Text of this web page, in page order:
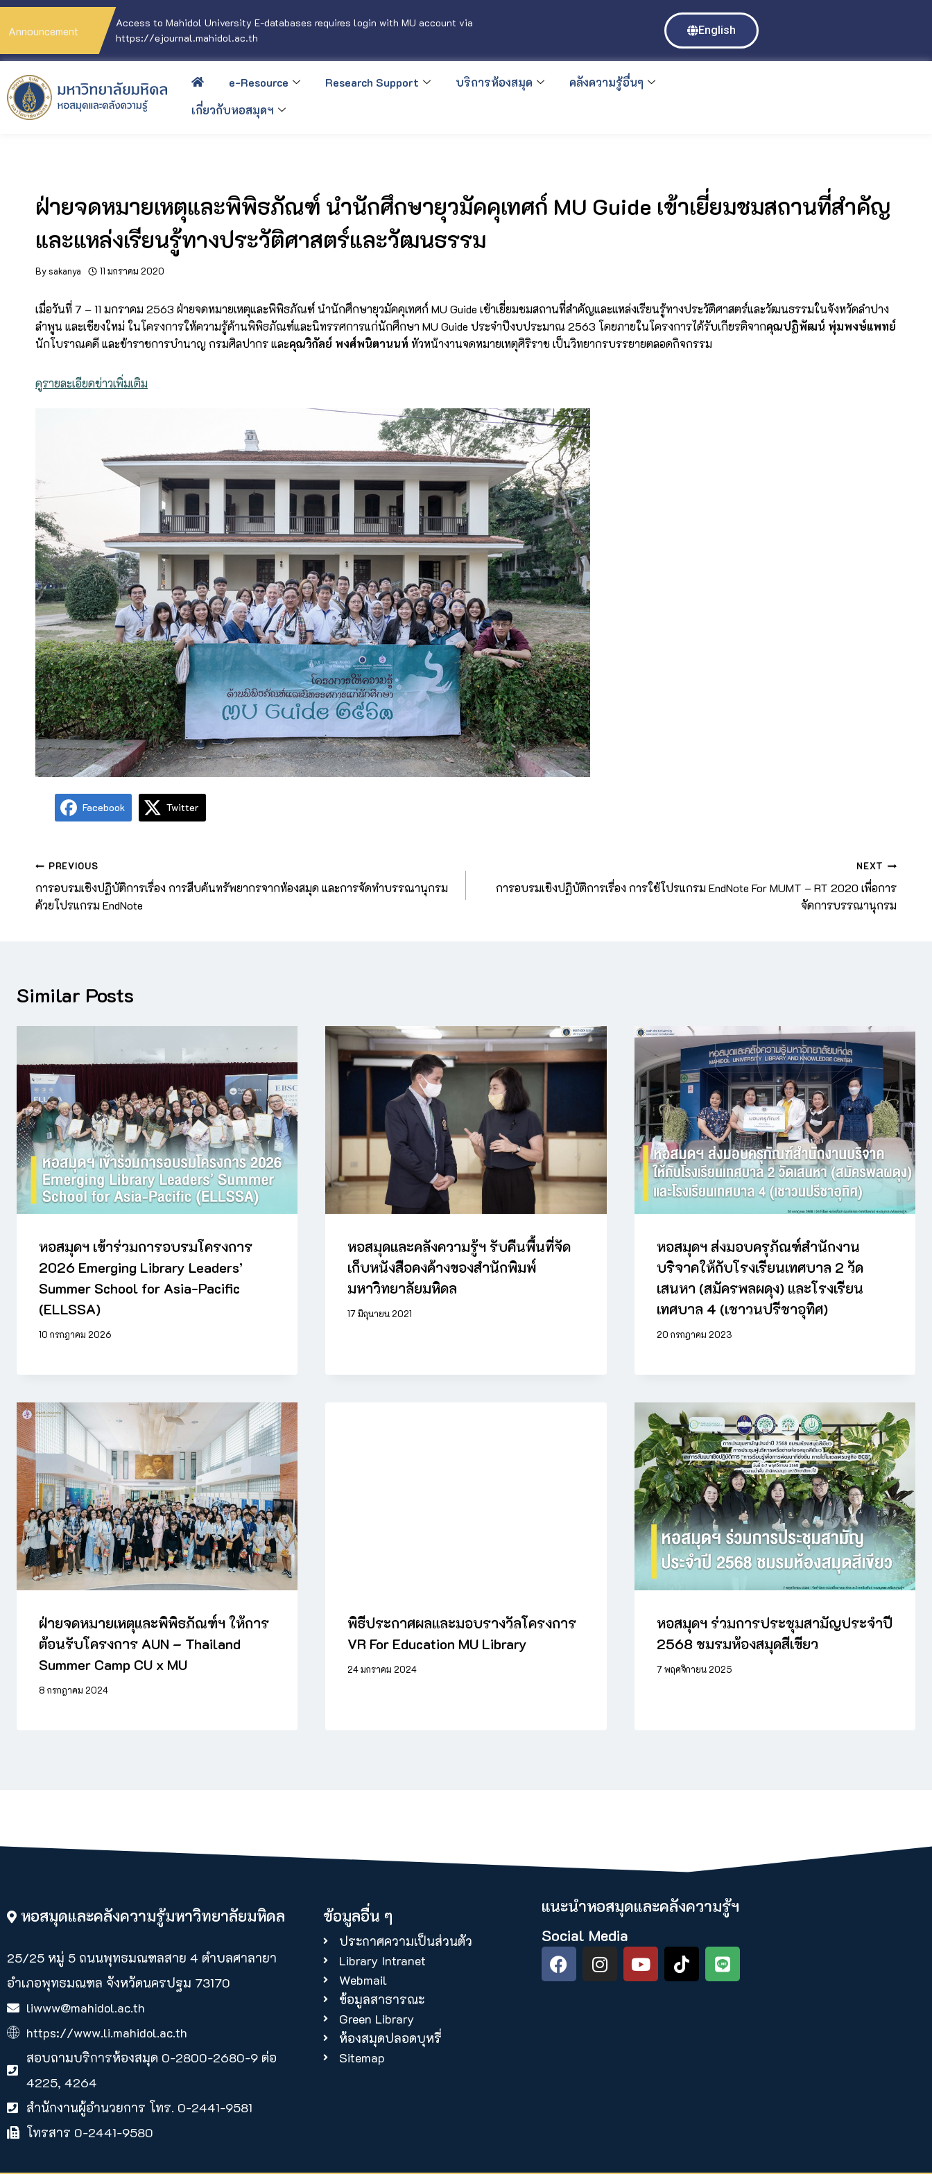
Announcement
Access to Mahidol University E-databases requires login with MU account via
https://ejournal.mahidol.ac.th
English
e-Resource Research Support บริการห้องสมุด
คลังความรู้อื่นๆ
เกี่ยวกับหอสมุดฯ
ฝ่ายจดหมายเหตุและพิพิธภัณฑ์ นำนักศึกษายุวมัคคุเทศก์ MU Guide เข้าเยี่ยมชมสถานที่สำคัญ
และแหล่งเรียนรู้ทางประวัติศาสตร์และวัฒนธรรม
By sakanya 11 มกราคม 2020
เมื่อวันที่ 7 – 11 มกราคม 2563 ฝ่ายจดหมายเหตุและพิพิธภัณฑ์ นำนักศึกษายุวมัคคุเทศก์ MU Guide เข้าเยี่ยมชมสถานที่สำคัญและแหล่งเรียนรู้ทางประวัติศาสตร์และวัฒนธรรมในจังหวัดลำปาง
ลำพูน และเชียงใหม่ ในโครงการให้ความรู้ด้านพิพิธภัณฑ์และนิทรรศการแก่นักศึกษา MU Guide ประจำปีงบประมาณ 2563 โดยภายในโครงการได้รับเกียรติจากคุณปฏิพัฒน์ พุ่มพงษ์แพทย์
นักโบราณคดี และข้าราชการบำนาญ กรมศิลปากร และคุณวิกัลย์ พงศ์พนิตานนท์ หัวหน้างานจดหมายเหตุศิริราช เป็นวิทยากรบรรยายตลอดกิจกรรม
ดูรายละเอียดข่าวเพิ่มเติม
Facebook Twitter
PREVIOUS
การอบรมเชิงปฏิบัติการเรื่อง การสืบค้นทรัพยากรจากห้องสมุด และการจัดทำบรรณานุกรม
ด้วยโปรแกรม EndNote
NEXT
การอบรมเชิงปฏิบัติการเรื่อง การใช้โปรแกรม EndNote For MUMT – RT 2020 เพื่อการ
จัดการบรรณานุกรม
Similar Posts
หอสมุดฯ เข้าร่วมการอบรมโครงการ
2026 Emerging Library Leaders’
Summer School for Asia-Pacific
(ELLSSA)
10 กรกฎาคม 2026
หอสมุดและคลังความรู้ฯ รับคืนพื้นที่จัด
เก็บหนังสือคงค้างของสำนักพิมพ์
มหาวิทยาลัยมหิดล
17 มิถุนายน 2021
หอสมุดฯ ส่งมอบครุภัณฑ์สำนักงาน
บริจาคให้กับโรงเรียนเทศบาล 2 วัด
เสนหา (สมัครพลผดุง) และโรงเรียน
เทศบาล 4 (เชาวนปรีชาอุทิศ)
20 กรกฎาคม 2023
ฝ่ายจดหมายเหตุและพิพิธภัณฑ์ฯ ให้การ
ต้อนรับโครงการ AUN – Thailand
Summer Camp CU x MU
8 กรกฎาคม 2024
พิธีประกาศผลและมอบรางวัลโครงการ
VR For Education MU Library
24 มกราคม 2024
หอสมุดฯ ร่วมการประชุมสามัญประจำปี
2568 ชมรมห้องสมุดสีเขียว
7 พฤศจิกายน 2025
หอสมุดและคลังความรู้มหาวิทยาลัยมหิดล
25/25 หมู่ 5 ถนนพุทธมณฑลสาย 4 ตำบลศาลายา​
อำเภอพุทธมณฑล จังหวัดนครปฐม 73170
liwww@mahidol.ac.th
https://www.li.mahidol.ac.th
สอบถามบริการห้องสมุด 0-2800-2680-9 ต่อ
4225, 4264
สำนักงานผู้อำนวยการ โทร. 0-2441-9581
โทรสาร 0-2441-9580
ข้อมูลอื่น ๆ
ประกาศความเป็นส่วนตัว
Library Intranet
Webmail
ข้อมูลสาธารณะ
Green Library
ห้องสมุดปลอดบุหรี่
Sitemap
แนะนำหอสมุดและคลังความรู้ฯ​
Social Media